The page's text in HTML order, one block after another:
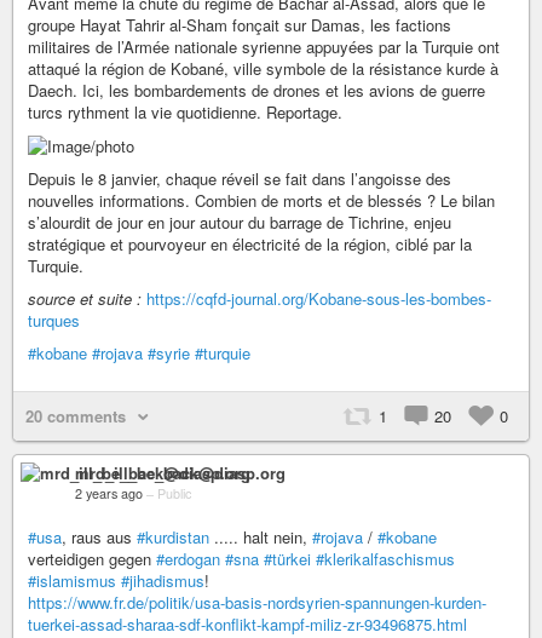
groupe Hayat Tahrir al-Sham fonçait sur Damas, les factions
militaires de l’Armée nationale syrienne appuyées par la Turquie ont
attaqué la région de Kobané, ville symbole de la résistance kurde à
Daech. Ici, les bombardements de drones et les avions de guerre
turcs rythment la vie quotidienne. Reportage.
Depuis le 8 janvier, chaque réveil se fait dans l’angoisse des
nouvelles informations. Combien de morts et de blessés ? Le bilan
s’alourdit de jour en jour autour du barrage de Tichrine, enjeu
stratégique et pourvoyeur en électricité de la région, ciblé par la
Turquie.
source et suite : https://cqfd-journal.org/Kobane-sous-les-bombes-
turques
#kobane #rojava #syrie #turquie
20 comments 1 20 0
mrd_ill_be_back@diasp.org
2 years ago – Public
#usa, raus aus #kurdistan ..... halt nein, #rojava / #kobane
verteidigen gegen #erdogan #sna #türkei #klerikalfaschismus
#islamismus #jihadismus!
https://www.fr.de/politik/usa-basis-nordsyrien-spannungen-kurden-
tuerkei-assad-sharaa-sdf-konflikt-kampf-miliz-zr-93496875.html